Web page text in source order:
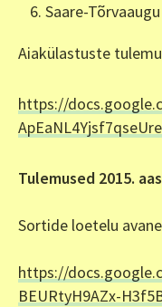
Saare-
Aiakülastuste
https://
Tulemused 2015.
Sortide loetelu
https://
BEURtyH9AZx-